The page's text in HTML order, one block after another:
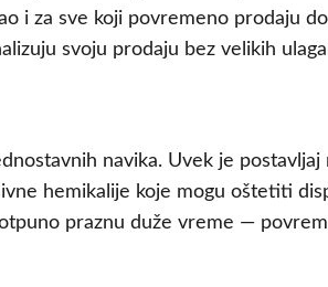
i za sve koji povremeno prodaju
svoju prodaju bez velikih
navika. Uvek je
hemikalije koje mogu oštetiti
praznu duže vreme —